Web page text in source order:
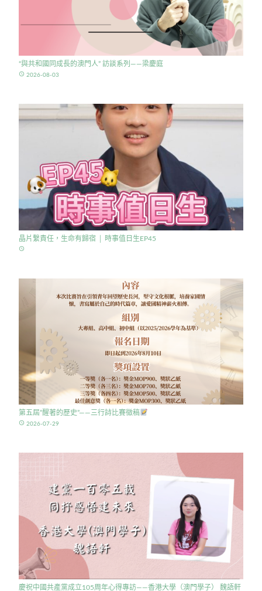
“與共和國同成長的澳門人” 訪談系列——梁慶庭
access_time 2026-08-03
晶片繫責任，生命有歸宿 │ 時事值日生EP45
access_time
第五屆”醒著的歷史”——三行詩比賽徵稿
access_time 2026-07-29
慶祝中國共產黨成立105周年心得專訪——香港大學（澳門學子） 魏語軒